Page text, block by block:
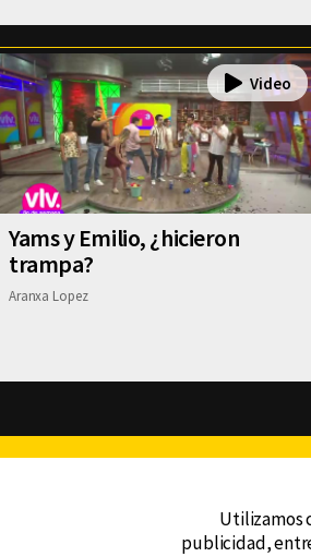
Yams y Emilio, ¿hicieron
trampa?
Aranxa Lopez
Utilizamos
publicidad,